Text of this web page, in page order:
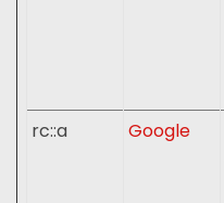
rc::a Google